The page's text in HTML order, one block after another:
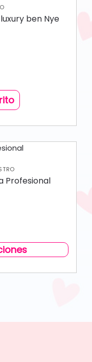
ben Nye
Profesional